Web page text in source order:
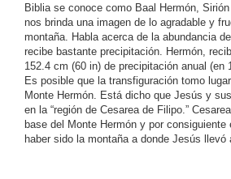
Biblia se conoce como Baal Hermón,
nos brinda una imagen de lo agradable y
montaña. Habla acerca de la abundancia
recibe bastante precipitación. Hermón,
152.4 cm (60 in) de precipitación anual (en
Es posible que la transfiguración tomo
Monte Hermón. Está dicho que Jesús y
en la “región de Cesarea de Filipo.”
base del Monte Hermón y por consiguiente
haber sido la montaña a donde Jesús llevó